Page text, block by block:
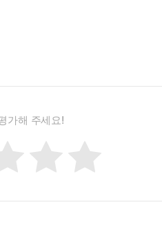
가해 주세요!